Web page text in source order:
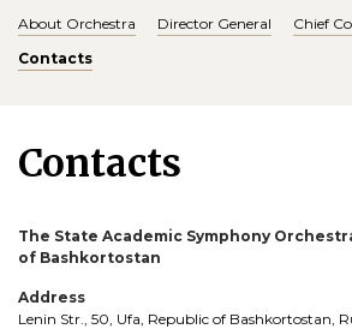
About Orchestra Director General Chief
Contacts
Contacts
The State Academic Symphony
of Bashkortostan
Address
Lenin Str., 50, Ufa, Republic of Bashkortostan,